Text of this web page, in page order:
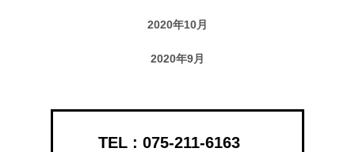
2020年10月
2020年9月
075-211-6163